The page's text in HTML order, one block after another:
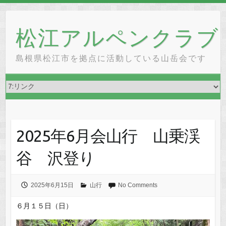
content松江アルペンクラブ
島根県松江市を拠点に活動している山岳会です
2025年6月会山行 山乗渓
谷 沢登り
2025年6月15日 山行 No Comments
６月１５日（日）